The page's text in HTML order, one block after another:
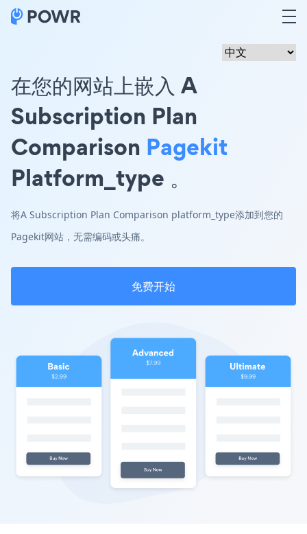
在您的网站上嵌入 A
Subscription Plan
Comparison Pagekit
Platform_type 。
将A Subscription Plan Comparison platform_type添加到您的
Pagekit网站，无需编码或头痛。
免费开始